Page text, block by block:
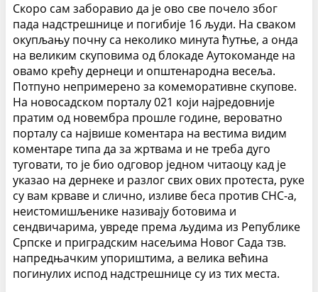
Скоро сам заборавио да је ово све почело због
пада надстрешнице и погибије 16 људи. На сваком
окупљању почну са неколико минута ћутње, а онда
на великим скуповима од блокаде Аутокоманде на
овамо крећу дернеци и општенародна весеља.
Потпуно непримерено за комеморативне скупове.
На новосадском порталу 021 који најредовније
пратим од новембра прошле године, вероватно
порталу са највише коментара на вестима видим
коментаре типа да за жртвама и не треба дуго
туговати, то је био одговор једном читаоцу кад је
указао на дернеке и разлог свих ових протеста, руке
су вам крваве и слично, изливе беса против СНС-а,
неистомишљенике називају ботовима и
сендвичарима, увреде према људима из Републике
Српске и приградским насељима Новог Сада тзв.
напредњачким упориштима, а велика већина
погинулих испод надстрешнице су из тих места.